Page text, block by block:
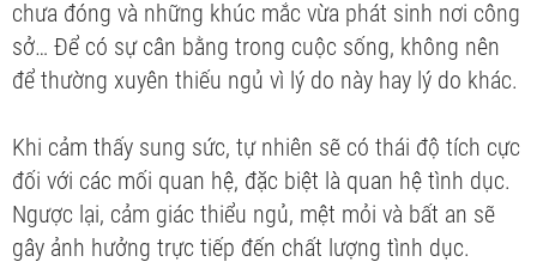
chưa đóng và những khúc mắc vừa phát sinh nơi công
sở… Để có sự cân bằng trong cuộc sống, không nên
để thường xuyên thiếu ngủ vì lý do này hay lý do khác.
Khi cảm thấy sung sức, tự nhiên sẽ có thái độ tích cực
đối với các mối quan hệ, đặc biệt là quan hệ tình dục.
Ngược lại, cảm giác thiểu ngủ, mệt mỏi và bất an sẽ
gây ảnh hưởng trực tiếp đến chất lượng tình dục.